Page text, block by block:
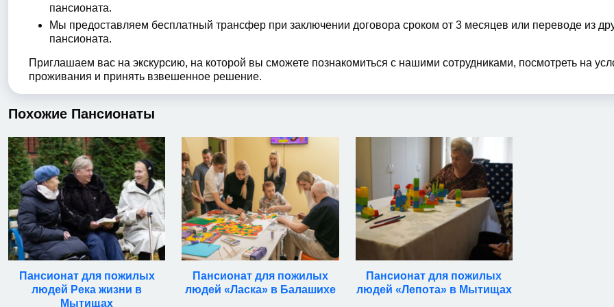
пансионата.
Мы предоставляем бесплатный трансфер при заключении договора сроком от 3 месяцев или переводе из
пансионата.
Приглашаем вас на экскурсию, на которой вы сможете познакомиться с нашими сотрудниками, посмотреть на
проживания и принять взвешенное решение.
Похожие Пансионаты
Пансионат для пожилых
людей Река жизни в
Мытищах
Пансионат для пожилых
людей «Ласка» в Балашихе
Пансионат для пожилых
людей «Лепота» в Мытищах